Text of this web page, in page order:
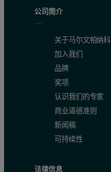
公司简介
关于马尔文帕纳科
加入我们
品牌
奖项
认识我们的专家
商业道德准则
新闻稿
可持续性
法律信息